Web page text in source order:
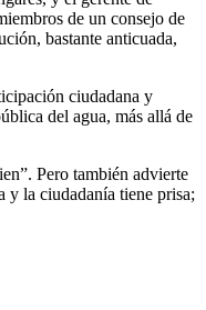
de un consejo de
bastante anticuada,
ciudadana y
del agua, más allá de
Pero también advierte
y la ciudadanía tiene prisa;